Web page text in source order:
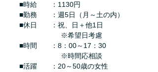
■時給　　：1130円
■勤務　　：週5日（月～土の内）
■休日　　：祝、日＋他1日
※希望日考慮
■時間　　：8：00～17：30
※時間応相談
■活躍　　：20～50歳の女性